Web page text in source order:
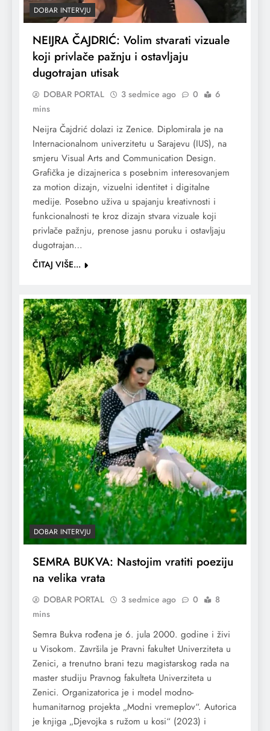
DOBAR INTERVJU
NEIJRA ČAJDRIĆ: Volim stvarati vizuale
koji privlače pažnju i ostavljaju
dugotrajan utisak
DOBAR PORTAL 3 sedmice ago 0
6
mins
Neijra Čajdrić dolazi iz Zenice. Diplomirala je na
Internacionalnom univerzitetu u Sarajevu (IUS), na
smjeru Visual Arts and Communication Design.
Grafička je dizajnerica s posebnim interesovanjem
za motion dizajn, vizuelni identitet i digitalne
medije. Posebno uživa u spajanju kreativnosti i
funkcionalnosti te kroz dizajn stvara vizuale koji
privlače pažnju, prenose jasnu poruku i ostavljaju
dugotrajan…
ČITAJ VIŠE...
DOBAR INTERVJU
SEMRA BUKVA: Nastojim vratiti poeziju
na velika vrata
DOBAR PORTAL 3 sedmice ago 0
8
mins
Semra Bukva rođena je 6. jula 2000. godine i živi
u Visokom. Završila je Pravni fakultet Univerziteta u
Zenici, a trenutno brani tezu magistarskog rada na
master studiju Pravnog fakulteta Univerziteta u
Zenici. Organizatorica je i model modno-
humanitarnog projekta „Modni vremeplov“. Autorica
je knjiga „Djevojka s ružom u kosi“ (2023) i